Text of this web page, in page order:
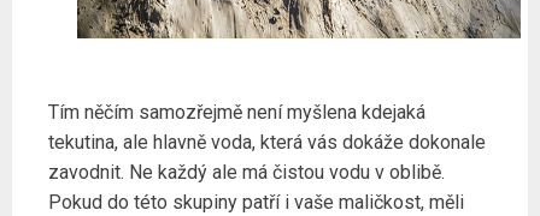
Tím něčím samozřejmě není myšlena kdejaká
tekutina, ale hlavně voda, která vás dokáže dokonale
zavodnit. Ne každý ale má čistou vodu v oblibě.
Pokud do této skupiny patří i vaše maličkost, měli